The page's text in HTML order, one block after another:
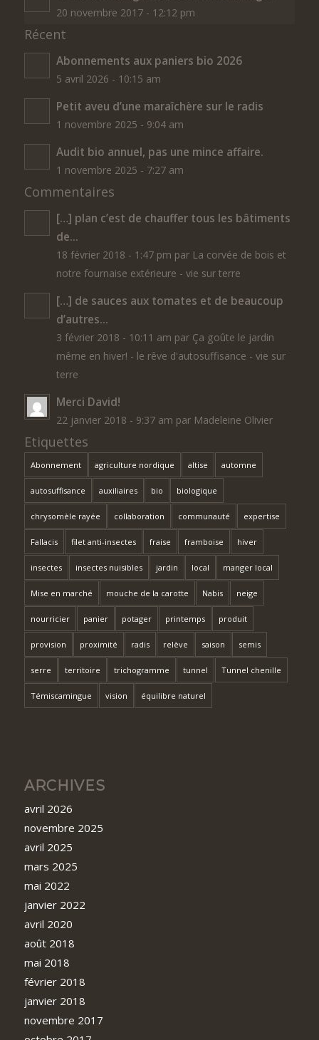
20 novembre 2017 - 12:12 pm
Récent
Abonnements aux paniers bio 2026
5 avril 2026 - 10:15 am
Petit aveu d’une maraîchère sur le radis
1 novembre 2025 - 9:04 am
Audit bio annuel, pas une mince affaire.
1 novembre 2025 - 7:27 am
Commentaires
[…] plan c’est de chauffer tous les bâtiments
de...
18 février 2018 - 1:47 pm par La corvée de bois et
notre fournaise extérieure - vie sur terre
[…] de sauces aux tomates et de beaucoup
d’autres...
3 février 2018 - 10:11 am par Ça goûte le jardin
même en hiver! - le rêve d'autosuffisance - vie sur
terre
Merci David!
22 janvier 2018 - 9:37 am par Madeleine Olivier
Etiquettes
Abonnement agriculture nordique altise automne
autosuffisance auxiliaires bio biologique
chrysomèle rayée collaboration communauté expertise
Fallacis filet anti-insectes fraise framboise hiver
insectes insectes nuisibles jardin local manger local
Mise en marché mouche de la carotte Nabis neige
nourricier panier potager printemps produit
provision proximité radis relève saison semis
serre territoire trichogramme tunnel Tunnel chenille
Témiscamingue vision équilibre naturel
ARCHIVES
avril 2026
novembre 2025
avril 2025
mars 2025
mai 2022
janvier 2022
avril 2020
août 2018
mai 2018
février 2018
janvier 2018
novembre 2017